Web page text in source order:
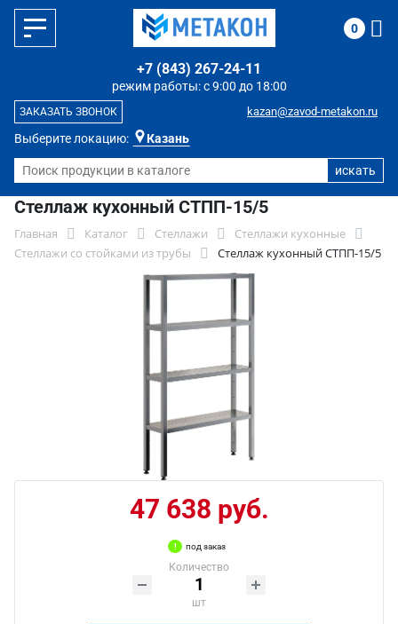
Выберите локацию: Казань
режим работы: с 9:00 до 18:00
+7 (843) 267-24-11
kazan@zavod-metakon.ru
ЗАКАЗАТЬ ЗВОНОК
0
Стеллаж кухонный СТПП-15/5
Главная Каталог Стеллажи
Стеллажи кухонные
Стеллажи со стойками из трубы
Стеллаж кухонный СТПП-15/5
47 638 руб.
под заказ
Количество
шт